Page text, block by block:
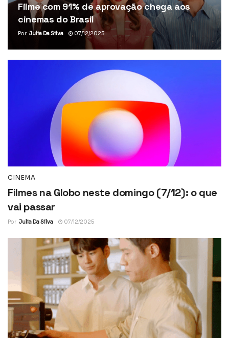
Filme com 91% de aprovação chega aos
cinemas do Brasil
Por Julia Da Silva 07/12/2025
CINEMA
Filmes na Globo neste domingo (7/12): o que
vai passar
Por Julia Da Silva 07/12/2025